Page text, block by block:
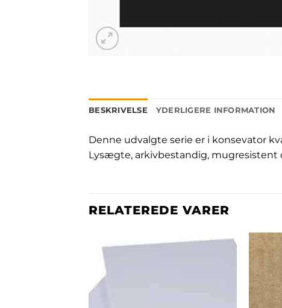
BESKRIVELSE YDERLIGERE INFORMATION
Denne udvalgte serie er i konsevator
Lysægte, arkivbestandig, mugresistent
RELATEREDE VARER